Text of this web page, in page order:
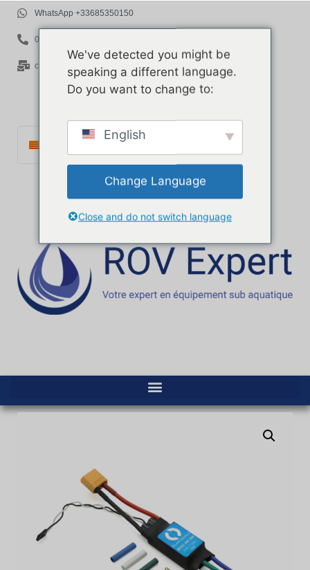
WhatsApp +33685350150
06 85 35 01 50
contact@rov-expert.com
Français
Español
Italiano
Deutsch
Ελληνικά
We've detected you might be
speaking a different language.
Do you want to change to:
English
Change Language
Close and do not switch language